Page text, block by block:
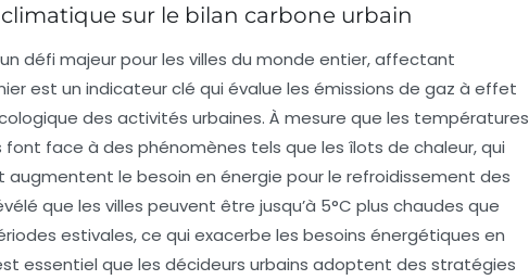
sur le bilan carbone urbain
défi majeur pour les villes du monde entier, affectant
est un indicateur clé qui évalue les émissions de gaz à effet
des activités urbaines. À mesure que les températures
font face à des phénomènes tels que les îlots de chaleur, qui
le besoin en énergie pour le refroidissement des
que les villes peuvent être jusqu’à 5°C plus chaudes que
estivales, ce qui exacerbe les besoins énergétiques en
essentiel que les décideurs urbains adoptent des stratégies